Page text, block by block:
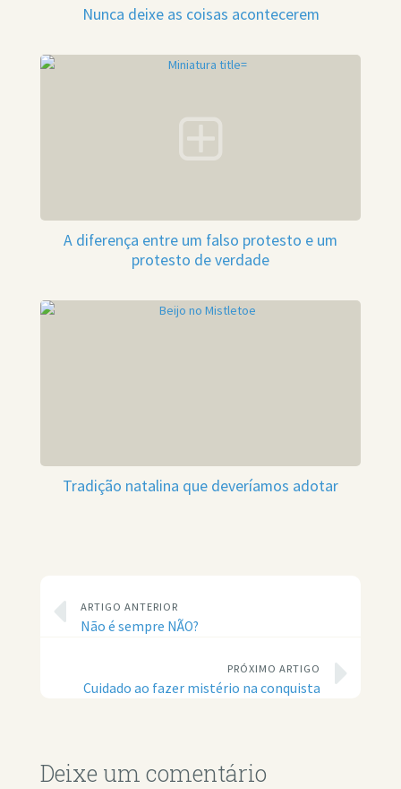
Nunca deixe as coisas acontecerem
A diferença entre um falso protesto e um
protesto de verdade
Tradição natalina que deveríamos adotar
ARTIGO ANTERIOR
Não é sempre NÃO?
PRÓXIMO ARTIGO
Cuidado ao fazer mistério na conquista
Deixe um comentário